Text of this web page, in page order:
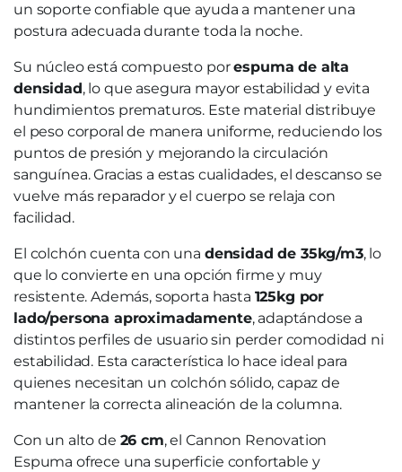
un soporte confiable que ayuda a mantener una
postura adecuada durante toda la noche.
Su núcleo está compuesto porespuma de alta
densidad, lo que asegura mayor estabilidad y evita
hundimientos prematuros. Este material distribuye
el peso corporal de manera uniforme, reduciendo los
puntos de presión y mejorando la circulación
sanguínea. Gracias a estas cualidades, el descanso se
vuelve más reparador y el cuerpo se relaja con
facilidad.
El colchón cuenta con una densidad de 35kg/m3, lo
que lo convierte en una opción firme y muy
resistente. Además, soporta hasta 125kg por
lado/persona aproximadamente, adaptándose a
distintos perfiles de usuario sin perder comodidad ni
estabilidad. Esta característica lo hace ideal para
quienes necesitan un colchón sólido, capaz de
mantener la correcta alineación de la columna.
Con un alto de 26 cm, el Cannon Renovation
Espuma ofrece una superficie confortable y